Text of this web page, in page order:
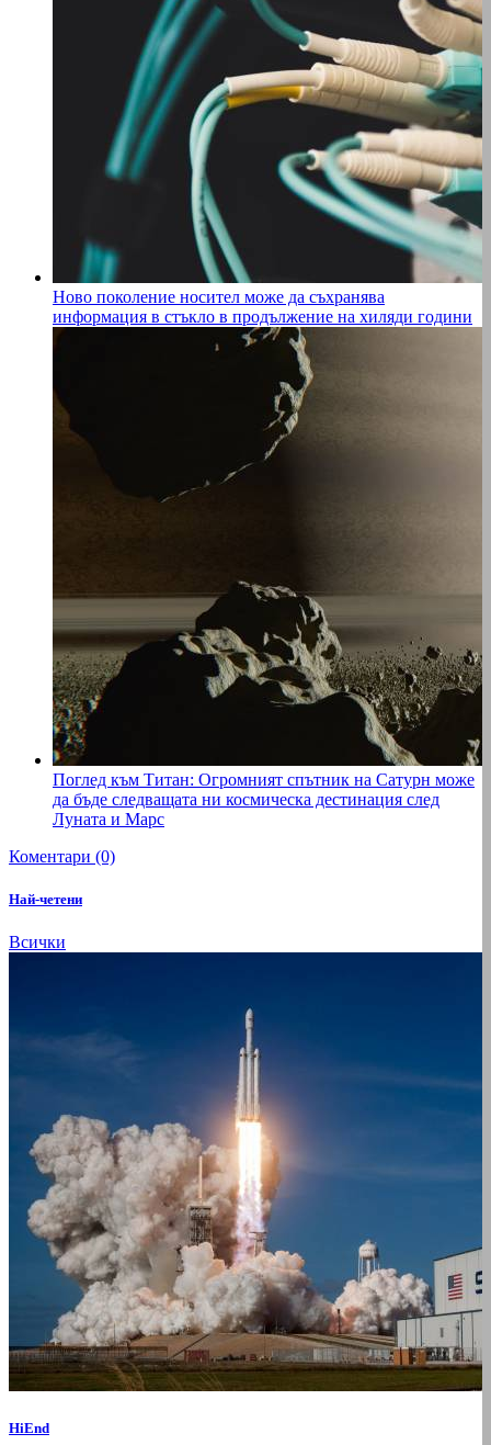
Ново поколение носител може да съхранява
информация в стъкло в продължение на хиляди години
Поглед към Титан: Огромният спътник на Сатурн може
да бъде следващата ни космическа дестинация след
Луната и Марс
Коментари (0)
Най-четени
Всички
HiEnd